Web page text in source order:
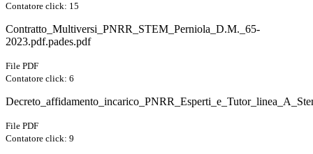
Contatore click: 15
Contratto_Multiversi_PNRR_STEM_Perniola_D.M._65-
2023.pdf.pades.pdf
File PDF
Contatore click: 6
File PDF
Contatore click: 9